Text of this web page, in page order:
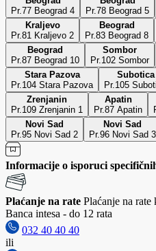
Pr.77 Beograd 4
Pr.78 Beograd 5
Kraljevo
Pr.81 Kraljevo 2
Beograd
Pr.83 Beograd 8
Beograd
Pr.87 Beograd 10
Sombor
Pr.102 Sombor
Stara Pazova
Pr.104 Stara Pazova
Subotica
Pr.105
Zrenjanin
Pr.109 Zrenjanin 1
Apatin
Pr.87 Apatin
Novi Sad
Pr.95 Novi Sad 2
Novi Sad
Pr.96 Novi Sad 3
Informacije o isporuci
Plaćanje na rate Plaćanje na
Banca intesa - do 12 rata
032 40 40 40
ili